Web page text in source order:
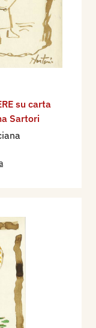
su carta
Sartori